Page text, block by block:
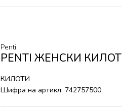
Penti
PENTI ЖЕНСКИ
КИЛОТИ
Шифра на артикл: 742757500